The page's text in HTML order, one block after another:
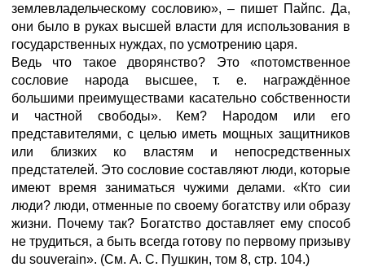
землевладельческому сословию», – пишет Пайпс. Да,
они было в руках высшей власти для использования в
государственных нуждах, по усмотрению царя.
Ведь что такое дворянство? Это «потомственное
сословие народа высшее, т. е. награждённое
большими преимуществами касательно собственности
и частной свободы». Кем? Народом или его
представителями, с целью иметь мощных защитников
или близких ко властям и непосредственных
предстателей. Это сословие составляют люди, которые
имеют время заниматься чужими делами. «Кто сии
люди? люди, отменные по своему богатству или образу
жизни. Почему так? Богатство доставляет ему способ
не трудиться, а быть всегда готову по первому призыву
du souverain». (См. А. С. Пушкин, том 8, стр. 104.)